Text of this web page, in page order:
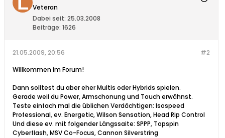
Veteran
Dabei seit: 25.03.2008
Beiträge: 1626
#2
21.05.2009, 20:56
Willkommen im Forum!
Dann solltest du aber eher Multis oder Hybrids spielen.
Gerade weil du Power, Armschonung und Touch erwähnst.
Teste einfach mal die üblichen Verdächtigen: Isospeed
Professional, ev. Energetic, Wilson Sensation, Head Rip Control
Und diese ev. mit folgender Längssaite: SPPP, Topspin
Cyberflash, MSV Co-Focus, Cannon Silverstring